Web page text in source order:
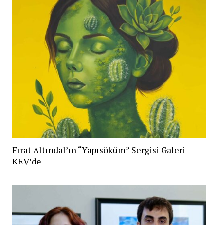
Fırat Altındal’ın “Yapısöküm” Sergisi Galeri
KEV’de